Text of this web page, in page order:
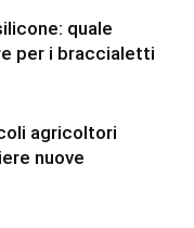
quale
per i braccialetti
agricoltori
nuove